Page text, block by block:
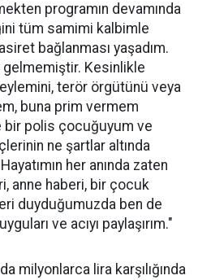
programın devamında
tüm samimi kalbimle
bağlanması yaşadım.
gelmemiştir. Kesinlikle
terör örgütünü veya
buna prim vermem
bir polis çocuğuyum ve
ne şartlar altında
her anında zaten
anne haberi, bir çocuk
duyduğumuzda ben de
ve acıyı paylaşırım."
milyonlarca lira karşılığında